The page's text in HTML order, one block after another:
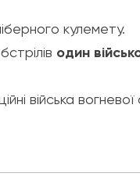
кулемету.
один
війська